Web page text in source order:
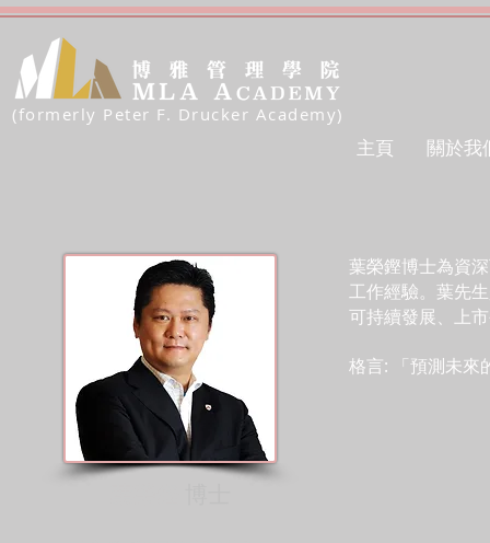
(formerly Peter F. Drucker Academy)
主頁 關於我
葉榮鏗博士為資
工作經驗。葉先
可持續發展、上
格言: 「預測未來